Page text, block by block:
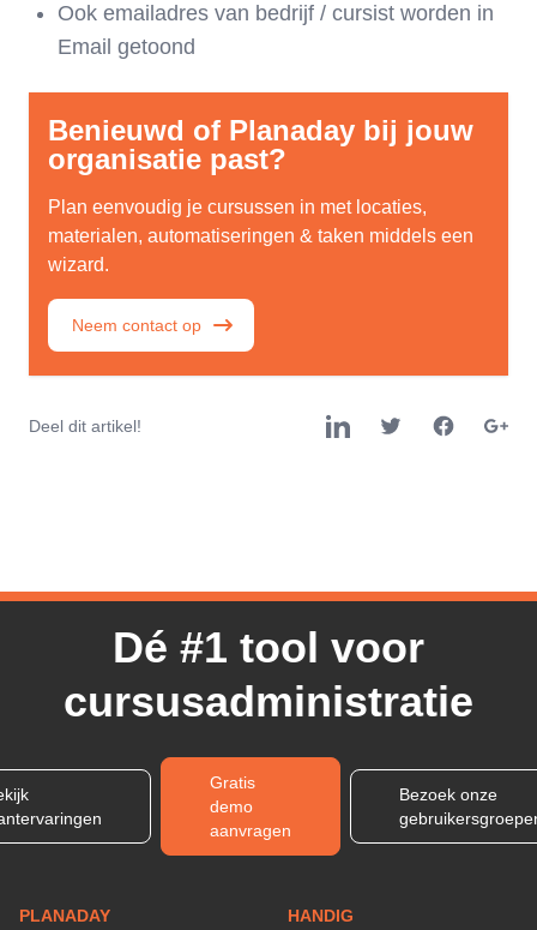
Ook emailadres van bedrijf / cursist worden in
Email getoond
Benieuwd of Planaday bij jouw
organisatie past?
Plan eenvoudig je cursussen in met locaties,
materialen, automatiseringen & taken middels een
wizard.
Neem contact op
Deel dit artikel!
Dé #1 tool voor
cursusadministratie
Gratis
demo
aanvragen
Bezoek onze
PLANADAY HANDIG